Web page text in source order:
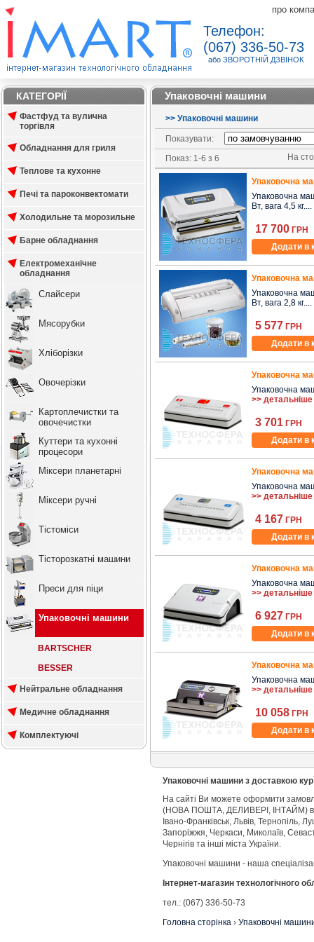
про
Телефон:
(067) 336-50-73
або ЗВОРОТНІЙ ДЗВІНОК
КАТЕГОРІЇ
Фастфуд та вулична
торгівля
Обладнання для гриля
Теплове та кухонне
Печі та пароконвектомати
Холодильне та морозильне
Барне обладнання
Електромеханічне
обладнання
Слайсери
Мясорубки
Хліборізки
Овочерізки
Картоплечистки та
овочечистки
Куттери та кухонні
процесори
Міксери планетарні
Міксери ручні
Тістоміси
Тісторозкатні машини
Преси для піци
Упаковочні машини
BARTSCHER
BESSER
Нейтральне обладнання
Медичне обладнання
Комплектуючі
Упаковочні машини
>> Упаковочні машини
Показувати:
На
Показ: 1-6 з 6
Упаковочна
Упаковочна
Вт, вага 4,5 кг....
17 700 ГРН
Додати в
Упаковочна
Упаковочна
Вт, вага 2,8 кг....
5 577 ГРН
Додати в
Упаковочна
Упаковочна
>> детальніше
3 701 ГРН
Додати в
Упаковочна
Упаковочна
>> детальніше
4 167 ГРН
Додати в
Упаковочна
Упаковочна
>> детальніше
6 927 ГРН
Додати в
Упаковочна
Упаковочна
>> детальніше
10 058 ГРН
Додати в
Упаковочні машини з доставкою
На сайті Ви можете оформити
(НОВА ПОШТА, ДЕЛИВЕРІ, ІНТАЙМ) в
Івано-Франківськ, Львів, Тернопіль,
Запоріжжя, Черкаси, Миколаїв,
Чернігів та інші міста України.
Упаковочні машини - наша
Інтернет-магазин технологічного
тел.: (067) 336-50-73
Головна сторінка › Упаковочні